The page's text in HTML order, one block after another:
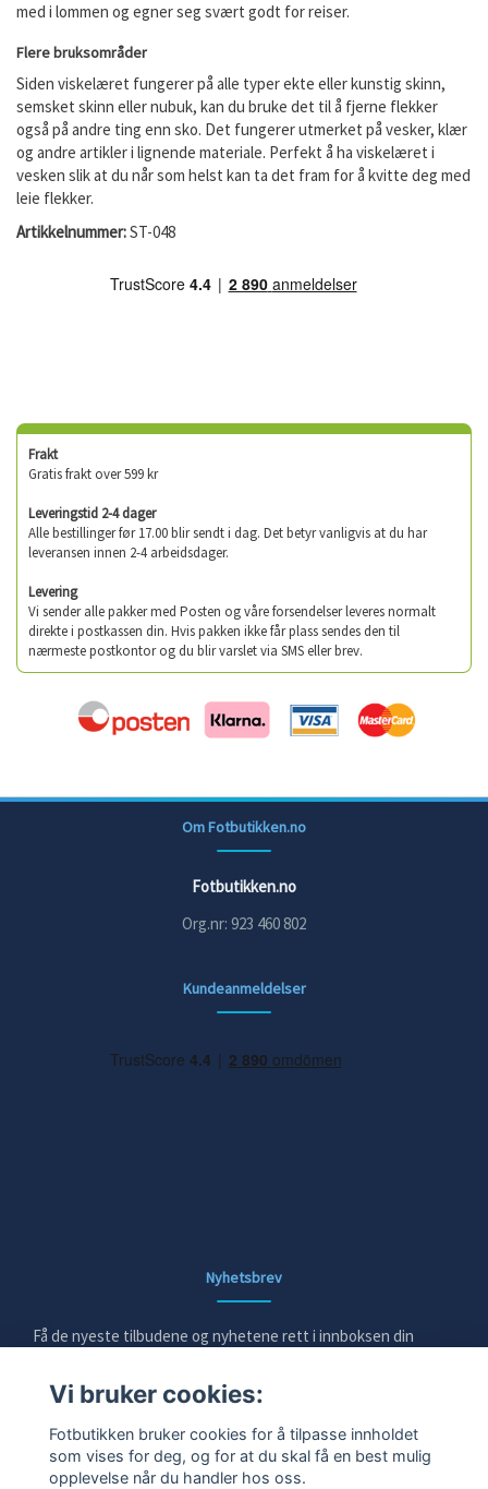
med i lommen og egner seg svært godt for reiser.
Flere bruksområder
Siden viskelæret fungerer på alle typer ekte eller kunstig skinn,
semsket skinn eller nubuk, kan du bruke det til å fjerne flekker
også på andre ting enn sko. Det fungerer utmerket på vesker, klær
og andre artikler i lignende materiale. Perfekt å ha viskelæret i
vesken slik at du når som helst kan ta det fram for å kvitte deg med
leie flekker.
Artikkelnummer:ST-048
Frakt
Gratis frakt over 599 kr
Leveringstid 2-4 dager
Alle bestillinger før 17.00 blir sendt i dag. Det betyr vanligvis at du har
leveransen innen 2-4 arbeidsdager.
Levering
Vi sender alle pakker med Posten og våre forsendelser leveres normalt
direkte i postkassen din. Hvis pakken ikke får plass sendes den til
nærmeste postkontor og du blir varslet via SMS eller brev.
Om Fotbutikken.no
Fotbutikken.no
Org.nr: 923 460 802
Kundeanmeldelser
Nyhetsbrev
Få de nyeste tilbudene og nyhetene rett i innboksen din
E-post
Ja takk!
Vi bruker cookies:
Fotbutikken bruker cookies for å tilpasse innholdet
som vises for deg, og for at du skal få en best mulig
opplevelse når du handler hos oss.